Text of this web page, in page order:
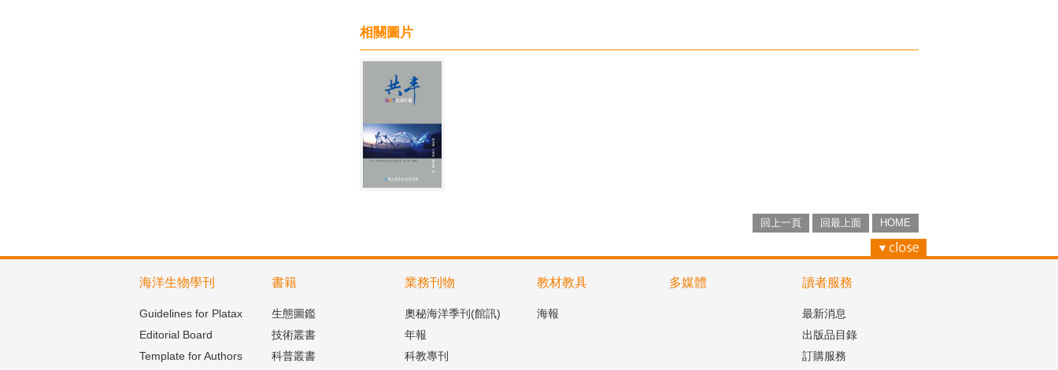
相關圖片
回上一頁 回最上面 HOME
海洋生物學刊
Guidelines for Platax
Editorial Board
Template for Authors
書籍
生態圖鑑
技術叢書
科普叢書
業務刊物
奧秘海洋季刊(館訊)
年報
科教專刊
教材教具
海報
多媒體 讀者服務
最新消息
出版品目錄
訂購服務